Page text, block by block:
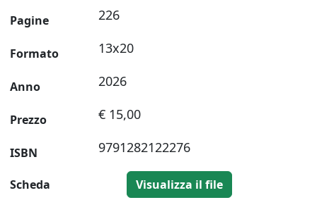
Pagine 226
Formato 13x20
Anno 2026
Prezzo € 15,00
ISBN 9791282122276
Scheda Visualizza il file